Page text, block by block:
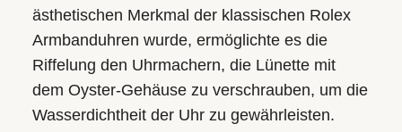
ästhetischen Merkmal der klassischen Rolex
Armbanduhren wurde, ermöglichte es die
Riffelung den Uhrmachern, die Lünette mit
dem Oyster-Gehäuse zu verschrauben, um die
Wasserdichtheit der Uhr zu gewährleisten.